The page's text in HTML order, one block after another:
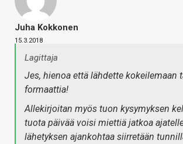
Juha Kokkonen
15.3.2018
Lagittaja
Jes, hienoa että lähdette kokeilemaan
formaattia!
Allekirjoitan myös tuon kysymyksen
tuota päivää voisi miettiä jatkoa
lähetyksen ajankohtaa siirretään